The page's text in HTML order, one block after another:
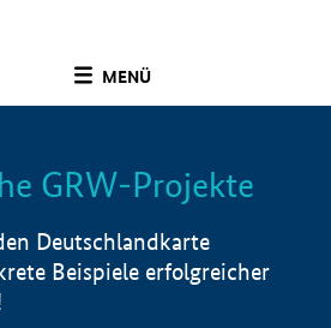
MENÜ
Info
GRW-Projekte
Deutschlandkarte
Beispiele erfolgreicher